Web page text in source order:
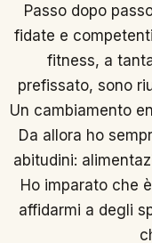
Passo dopo
fidate e
fitness, a
prefissato, sono
Un cambiamento
Da allora ho
abitudini:
Ho imparato che
affidarmi a degli